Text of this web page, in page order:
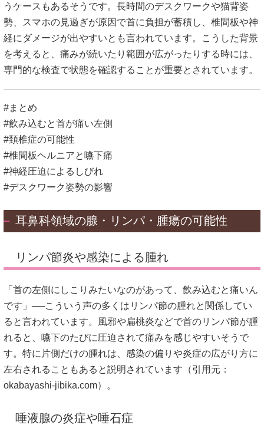
うケースもあるそうです。長時間のデスクワークや猫背姿
勢、スマホの見過ぎが原因で首に負担が蓄積し、椎間板や神
経にダメージが出やすいとも言われています。こうした背景
を考えると、痛みが続いたり範囲が広がったりする時には、
専門的な検査で状態を確認することが重要とされています。
#まとめ
#飲み込むと首が痛い左側
#頚椎症の可能性
#椎間板ヘルニアと嚥下痛
#神経圧迫によるしびれ
#デスクワーク姿勢の影響
耳鼻科領域の腺・リンパ・腫瘍の可能性
リンパ節炎や感染による腫れ
「首の左側にしこりみたいなのがあって、飲み込むと痛いん
です」──こういう声の多くはリンパ節の腫れと関係してい
ると言われています。風邪や扁桃炎などで首のリンパ節が腫
れると、嚥下のたびに圧迫されて痛みを感じやすいそうで
す。特に片側だけの腫れは、感染の偏りや炎症の広がり方に
左右されることもあると説明されています（引用元：
okabayashi-jibika.com）。
唾液腺の炎症や唾石症